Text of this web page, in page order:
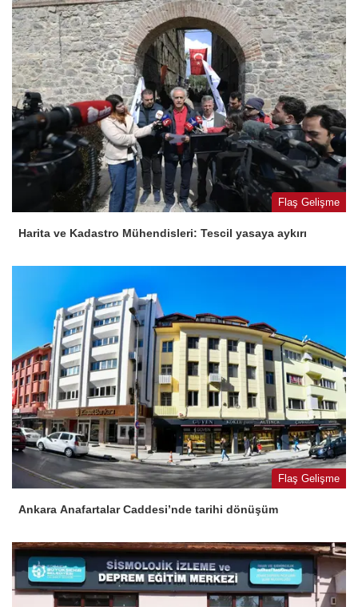
Flaş Gelişme
Harita ve Kadastro Mühendisleri: Tescil yasaya aykırı
Flaş Gelişme
Ankara Anafartalar Caddesi’nde tarihi dönüşüm